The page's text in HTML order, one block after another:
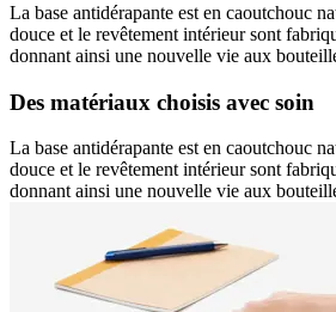
La base antidérapante est en caoutchouc
douce et le revêtement intérieur sont
donnant ainsi une nouvelle vie aux
Des matériaux choisis avec soin
La base antidérapante est en caoutchouc
douce et le revêtement intérieur sont
donnant ainsi une nouvelle vie aux